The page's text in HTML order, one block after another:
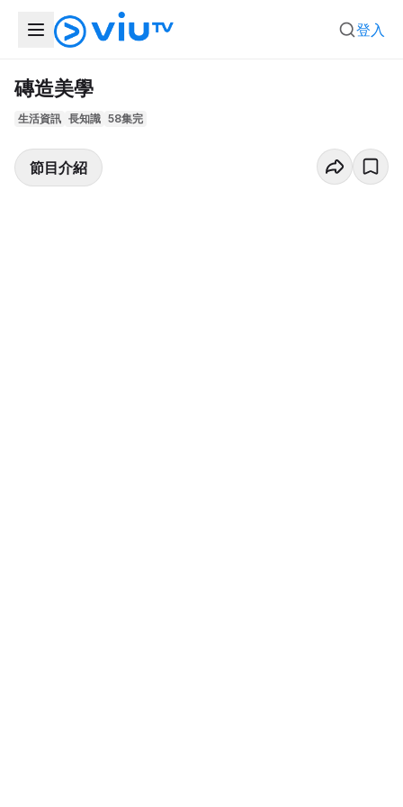
登入
磚造美學
生活資訊 長知識 58集完
節目介紹